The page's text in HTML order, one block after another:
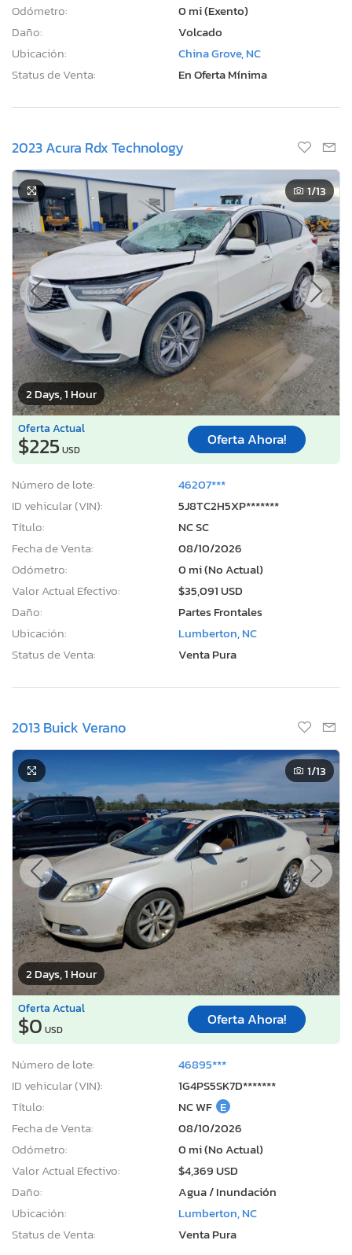
Odómetro:
0 mi (Exento)
Daño:
Volcado
Ubicación:
China Grove, NC
Status de Venta:
En Oferta Mínima
2023 Acura Rdx Technology
2 Days, 1 Hour
1/13
Oferta Actual
$225USD
Oferta Ahora!
Número de lote:
46207***
ID vehicular (VIN):
5J8TC2H5XP*******
Título:
NC SC
Fecha de Venta:
08/10/2026
Odómetro:
0 mi (No Actual)
Valor Actual Efectivo:
$35,091 USD
Daño:
Partes Frontales
Ubicación:
Lumberton, NC
Status de Venta:
Venta Pura
2013 Buick Verano
2 Days, 1 Hour
1/13
Oferta Actual
$0 USD
Oferta Ahora!
Número de lote:
46895***
ID vehicular (VIN):
1G4PS5SK7D*******
Título:
NC WF E
Fecha de Venta:
08/10/2026
Odómetro:
0 mi (No Actual)
Valor Actual Efectivo:
$4,369 USD
Daño:
Agua / Inundación
Ubicación:
Lumberton, NC
Status de Venta:
Venta Pura